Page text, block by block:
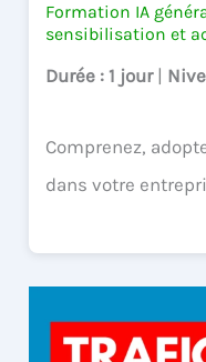
Formation IA
sensibilisation et
Durée : 1 jour |
Comprenez,
dans votre